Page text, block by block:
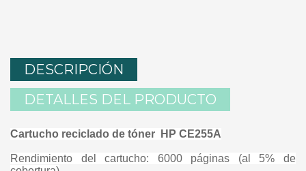
DESCRIPCIÓN
DETALLES DEL PRODUCTO
Cartucho reciclado de tóner HP CE255A
Rendimiento del cartucho: 6000 páginas (al 5% de